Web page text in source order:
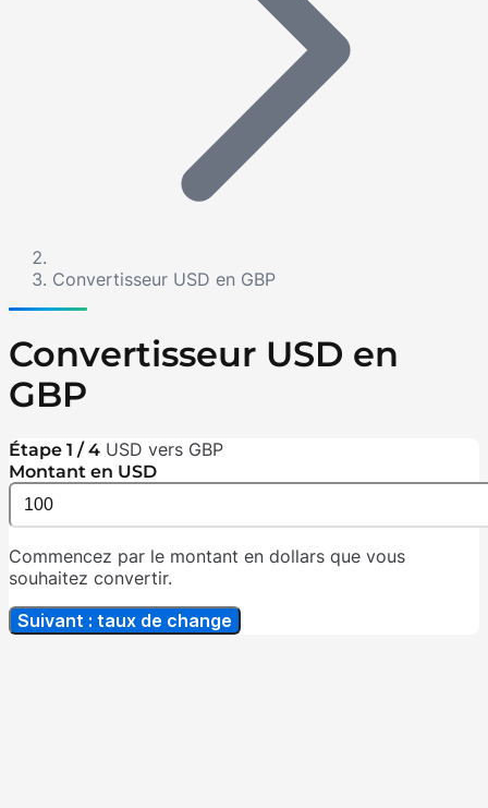
Convertisseur USD en GBP
Convertisseur USD en
GBP
Étape 1 / 4 USD vers GBP
Montant en USD
Commencez par le montant en dollars que vous
souhaitez convertir.
Suivant : taux de change